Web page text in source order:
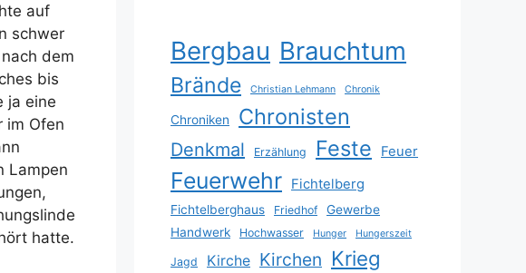
auf
schwer
dem
bis
ja eine
im Ofen
Lampen
hatte.
Bergbau Brauchtum
Brände Christian Lehmann Chronik
Chroniken Chronisten
Denkmal Erzählung Feste Feuer
Feuerwehr Fichtelberg
Fichtelberghaus Friedhof
Gewerbe
Handwerk
Hochwasser Hunger Hungerszeit
Jagd Kirche Kirchen Krieg